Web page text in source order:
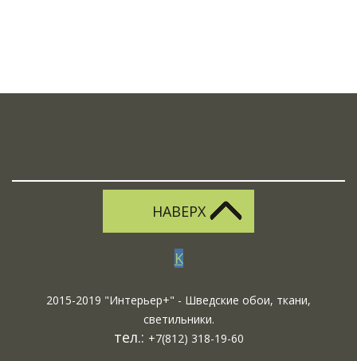
НАВЕРХ
K
2015-2019 "Интерьер+" - Шведские обои, ткани,
светильники.
тел.: +7(812) 318-19-60